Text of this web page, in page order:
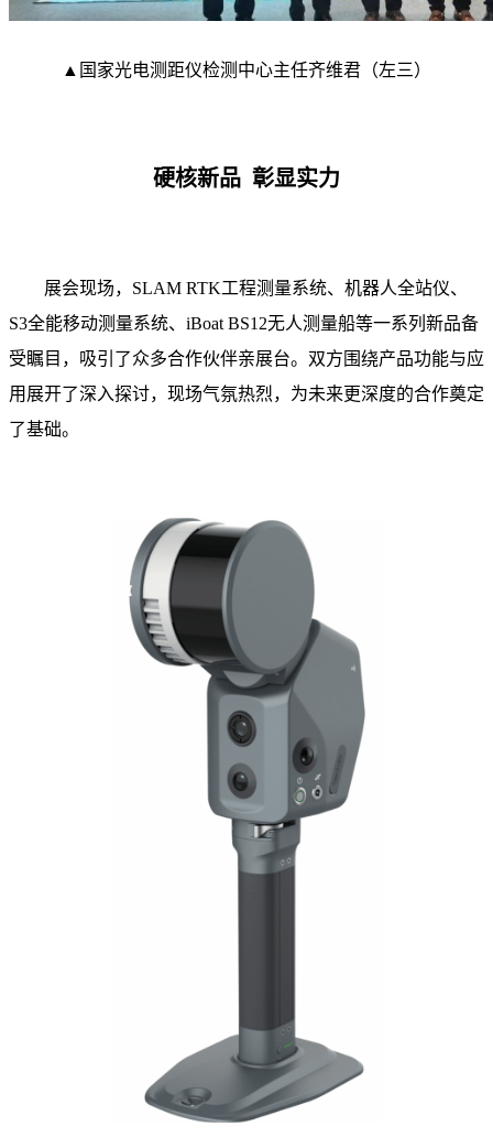
▲国家光电测距仪检测中心主任齐维君（左三）
硬核新品 彰显实力
展会现场，SLAM RTK工程测量系统、机器人全站仪、
S3全能移动测量系统、iBoat BS12无人测量船等一系列新品备
受瞩目，吸引了众多合作伙伴亲展台。双方围绕产品功能与应
用展开了深入探讨，现场气氛热烈，为未来更深度的合作奠定
了基础。